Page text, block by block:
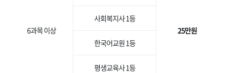
6과목 이상 25만원
사회복지사 1등
한국어교원 1등
평생교육사 1등